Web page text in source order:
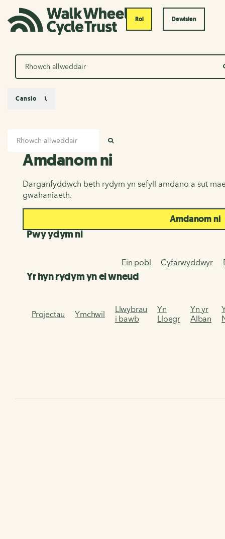
Roi Dewislen
Chwilio
Amdanom ni
Amdanom ni
Darganfyddwch beth rydym yn sefyll amdano a sut
gwahaniaeth.
Amdanom ni
Pwy ydym ni
Ein pobl Cyfarwyddwyr
Yr hyn rydym yn ei wneud
Projectau Ymchwil
Llwybrau
i bawb
Yn
Lloegr
Yn yr
Alban
Canslo